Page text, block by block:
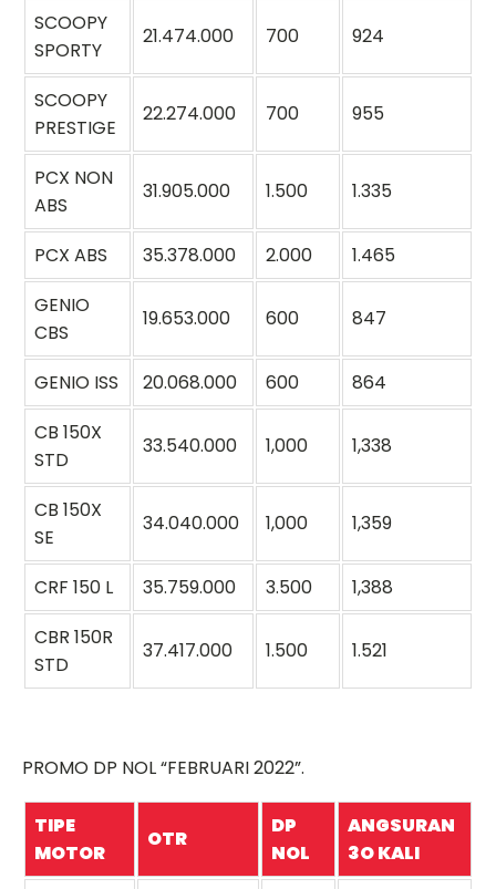
SCOOPY
SPORTY
21.474.000 700 924
SCOOPY
PRESTIGE
22.274.000 700 955
PCX NON
ABS
31.905.000 1.500 1.335
PCX ABS 35.378.000 2.000
1.465
GENIO
CBS
19.653.000 600 847
GENIO ISS 20.068.000 600
864
CB 150X
STD
33.540.000 1,000 1,338
CB 150X
SE
34.040.000 1,000 1,359
CRF 150 L 35.759.000 3.500
1,388
CBR 150R
STD
37.417.000 1.500 1.521
PROMO DP NOL “FEBRUARI 2022”.
TIPE
MOTOR
OTR
DP
NOL
ANGSURAN
3O KALI